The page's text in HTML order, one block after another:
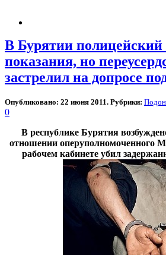
В Бурятии полицейский
показания, но
застрелил на допросе
Опубликовано: 22 июня 2011. Рубрики:
0
В республике Бурятия
отношении оперуполномоченного
рабочем кабинете убил